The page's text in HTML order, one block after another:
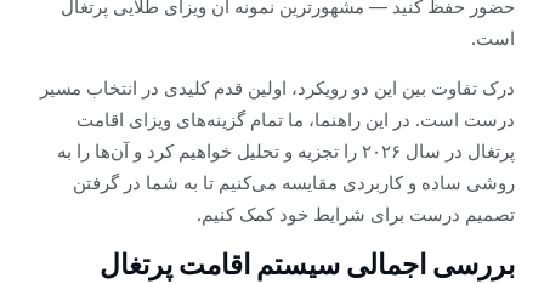
حضور حفظ کنید — مشهورترین نمونه آن ویزای طلایی پرتغال
است.
درک تفاوت بین این دو رویکرد، اولین قدم کلیدی در انتخاب مسیر
درست است. در این راهنما، ما تمام گزینه‌های ویزای اقامت
پرتغال در سال ۲۰۲۶ را تجزیه و تحلیل خواهیم کرد و آن‌ها را به
روشی ساده و کاربردی مقایسه می‌کنیم تا به شما در گرفتن
تصمیم درست برای شرایط خود کمک کنیم.
بررسی اجمالی سیستم اقامت پرتغال